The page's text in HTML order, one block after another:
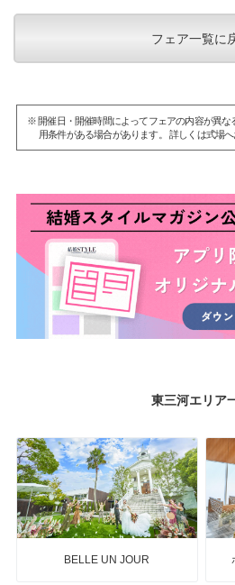
フェア一覧に
※ 開催日・開催時間によってフェアの内容が異な
用条件がある場合があります。 詳しくは式場へ
東三河エリア
BELLE UN JOUR